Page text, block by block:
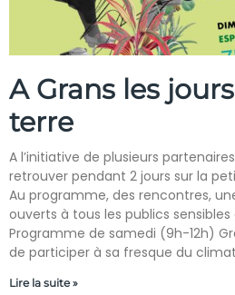
A Grans les
terre
A l’initiative de plusieurs
retrouver pendant 2 jours sur la
Au programme, des rencontres,
ouverts à tous les publics sensibles
Programme de samedi (9h-12h)
de participer à sa fresque du
Lire la suite »